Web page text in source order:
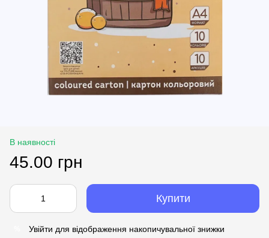
В наявності
45.00 грн
Купити
Увійти для відображення накопичувальної знижки